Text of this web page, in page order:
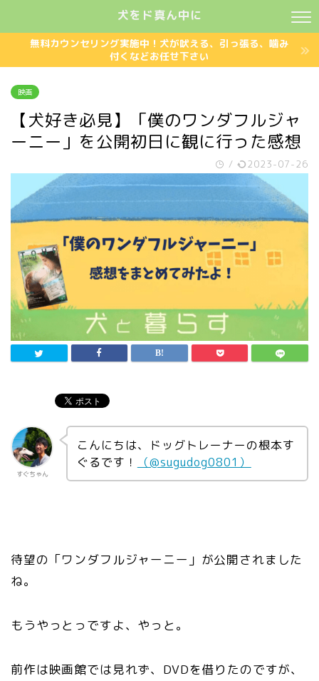
犬をド真ん中に
無料カウンセリング実施中！犬が吠える、引っ張る、噛み
付くなどお任せ下さい
映画
【犬好き必見】「僕のワンダフルジャ
ーニー」を公開初日に観に行った感想
/ 2023-07-26
すぐちゃん
こんにちは、ドッグトレーナーの根本す
ぐるです！
（@sugudog0801）
待望の「ワンダフルジャーニー」が公開されました
ね。
もうやっとっですよ、やっと。
前作は映画館では見れず、DVDを借りたのですが、